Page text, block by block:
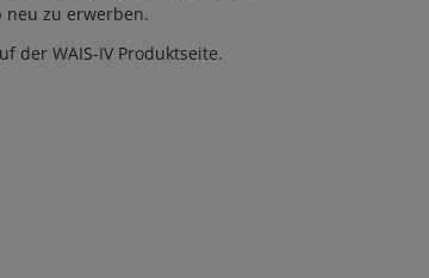
neu zu erwerben.
der WAIS-IV Produktseite.